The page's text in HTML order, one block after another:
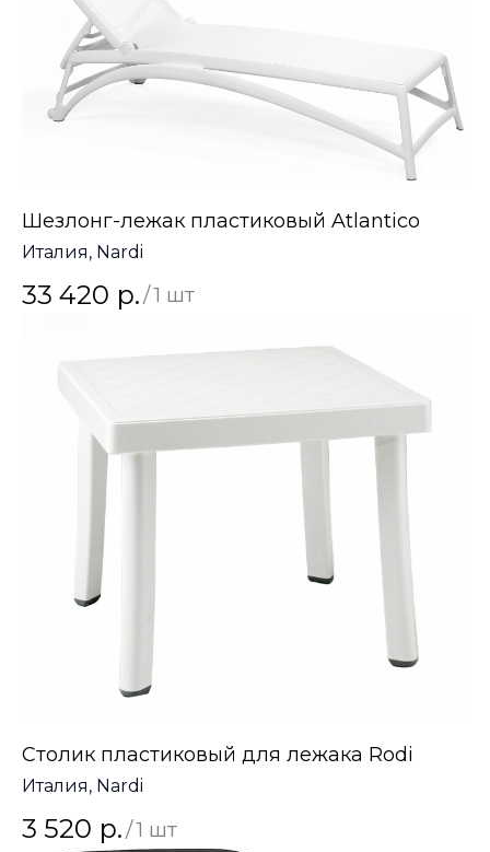
Шезлонг-лежак пластиковый Atlantico
Италия, Nardi
33 420 р./1 шт
Столик пластиковый для лежака Rodi
Италия, Nardi
3 520 р./1 шт